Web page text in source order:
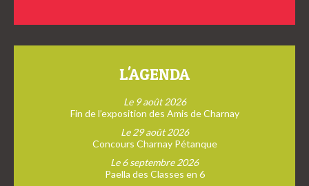
L'AGENDA
Le 9 août 2026
Fin de l’exposition des Amis de Charnay
Le 29 août 2026
Concours Charnay Pétanque
Le 6 septembre 2026
Paella des Classes en 6